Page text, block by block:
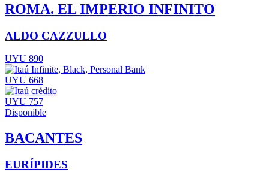
ROMA. EL IMPERIO INFINITO
ALDO CAZZULLO
UYU 890
UYU 668
UYU 757
Disponible
BACANTES
EURÍPIDES